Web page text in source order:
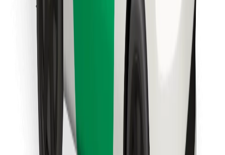
Scarica Bolt